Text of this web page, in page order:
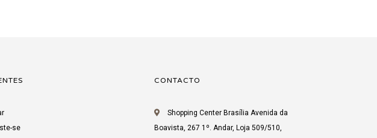
se
CONTACTO
Shopping Center Brasília Avenida da
Boavista, 267 1º. Andar, Loja 509/510,